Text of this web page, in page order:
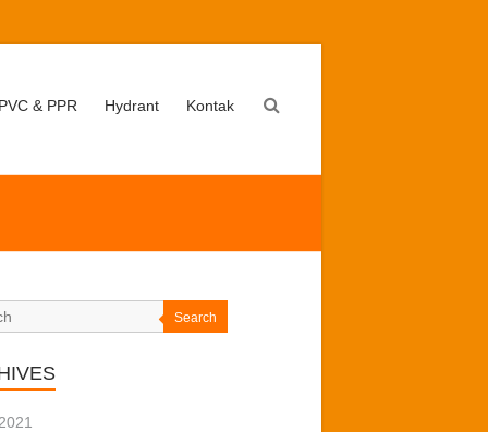
& PPR Hydrant Kontak
Search